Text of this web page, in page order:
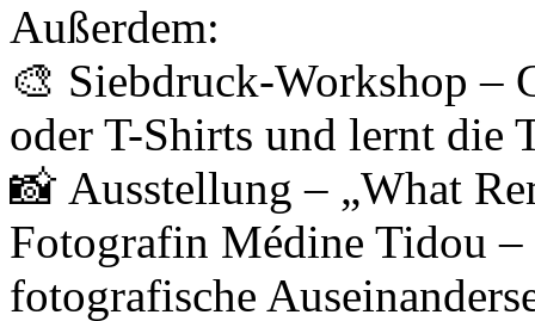
Außerdem:
🎨 Siebdruck-Workshop –
oder T-Shirts und lernt die
📸 Ausstellung – „What
Fotografin Médine Tidou
fotografische